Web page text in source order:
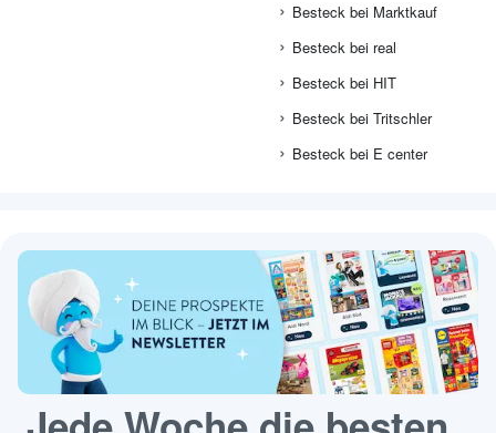
Besteck bei Marktkauf
Besteck bei real
Besteck bei HIT
Besteck bei Tritschler
Besteck bei E center